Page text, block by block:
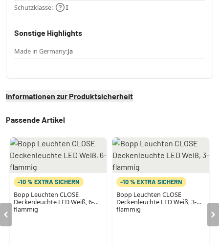
Schutzklasse: I
Sonstige Highlights
Made in Germany:Ja
Informationen zur Produktsicherheit
Passende Artikel
-10 % EXTRA SICHERN
Bopp Leuchten CLOSE
Deckenleuchte LED Weiß, 6-
flammig
-10 % EXTRA SICHERN
Bopp Leuchten CLOSE
Deckenleuchte LED Weiß, 3-
flammig